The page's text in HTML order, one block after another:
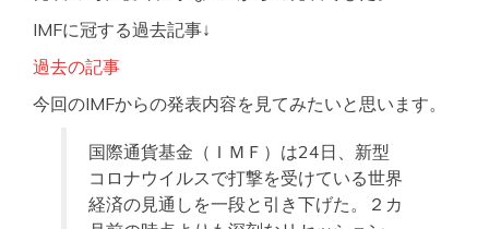
IMFに冠する過去記事↓
過去の記事
今回のIMFからの発表内容を見てみたいと思います。
国際通貨基金（ＩＭＦ）は24日、新型
コロナウイルスで打撃を受けている世界
経済の見通しを一段と引き下げた。２カ